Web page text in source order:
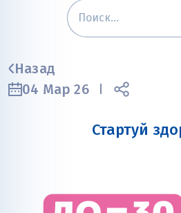
Назад
04 Мар 26
Стартуй